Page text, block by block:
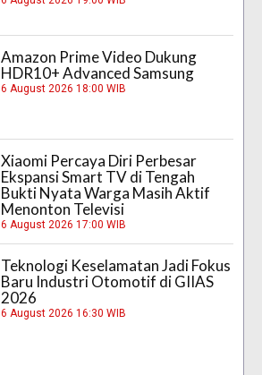
Amazon Prime Video Dukung
HDR10+ Advanced Samsung
6 August 2026 18:00 WIB
Xiaomi Percaya Diri Perbesar
Ekspansi Smart TV di Tengah
Bukti Nyata Warga Masih Aktif
Menonton Televisi
6 August 2026 17:00 WIB
Teknologi Keselamatan Jadi Fokus
Baru Industri Otomotif di GIIAS
2026
6 August 2026 16:30 WIB